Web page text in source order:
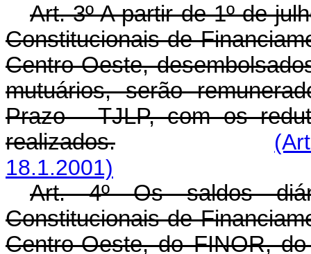
Art. 3º A partir de 1º de
Constitucionais de
Centro-Oeste,
mutuários, serão
Prazo - TJLP, com os
realizados.
18.1.2001)
Art. 4º Os saldos
Constitucionais de
Centro-Oeste, do FINOR,